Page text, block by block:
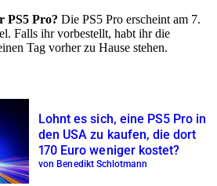
PS5 Pro? Die PS5 Pro erscheint am 7.
Falls ihr vorbestellt, habt ihr die
Tag vorher zu Hause stehen.
Lohnt es sich, eine PS5 Pro in
den USA zu kaufen, die dort
170 Euro weniger kostet?
von Benedikt Schlotmann